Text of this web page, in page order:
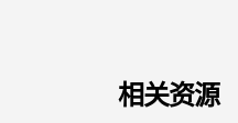
相关资源